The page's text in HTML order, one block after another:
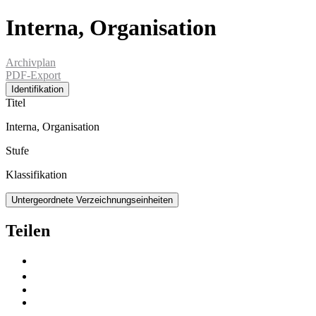
Interna, Organisation
Archivplan
PDF-Export
Identifikation
Titel
Interna, Organisation
Stufe
Klassifikation
Untergeordnete Verzeichnungseinheiten
Teilen